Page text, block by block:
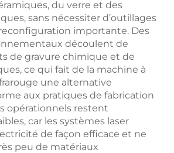
du verre et des
sans nécessiter d’outillages
importante. Des
découlent de
de gravure chimique et de
ce qui fait de la machine à
une alternative
aux pratiques de fabrication
opérationnels restent
car les systèmes laser
de façon efficace et ne
peu de matériaux